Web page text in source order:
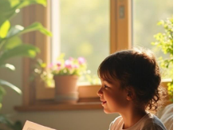
cobrar tarifas por cambio o
Siempre es bueno leer los
de realizar cualquier cambio. Si
hacia un ahorro significativo en
deseas obtener más